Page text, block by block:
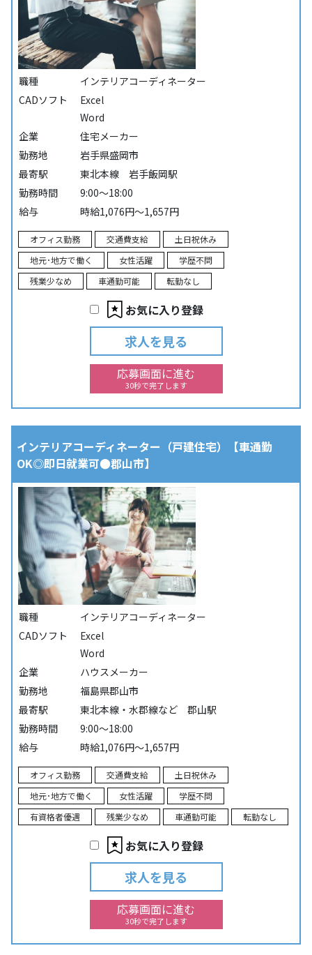
職種
インテリアコーディネーター
CADソフト
Excel
Word
企業
住宅メーカー
勤務地
岩手県盛岡市
最寄駅
東北本線 岩手飯岡駅
勤務時間
9:00～18:00
給与
時給1,076円～1,657円
オフィス勤務 交通費支給
土日祝休み
地元･地方で働く
女性活躍
学歴不問
残業少なめ
車通勤可能 転勤なし
お気に入り登録
求人を見る
応募画面に進む
30秒で完了します
インテリアコーディネーター（戸建住宅）【車通勤
OK◎即日就業可●郡山市】
職種
インテリアコーディネーター
CADソフト
Excel
Word
企業
ハウスメーカー
勤務地
福島県郡山市
最寄駅
東北本線・水郡線など 郡山駅
勤務時間
9:00～18:00
給与
時給1,076円～1,657円
オフィス勤務 交通費支給
土日祝休み
地元･地方で働く
女性活躍
学歴不問
有資格者優遇
残業少なめ 車通勤可能 転勤なし
お気に入り登録
求人を見る
応募画面に進む
30秒で完了します